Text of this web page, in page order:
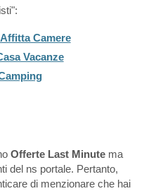
Camere
Vacanze
Offerte Last Minutema
del ns portale. Pertanto,
di menzionare che hai